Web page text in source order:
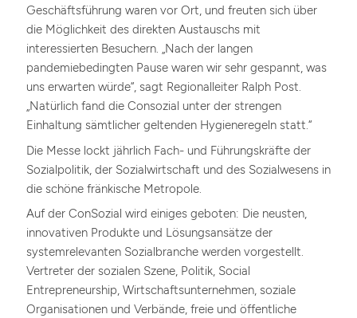
Geschäftsführung waren vor Ort, und freuten sich über
die Möglichkeit des direkten Austauschs mit
interessierten Besuchern. „Nach der langen
pandemiebedingten Pause waren wir sehr gespannt, was
uns erwarten würde“, sagt Regionalleiter Ralph Post.
„Natürlich fand die Consozial unter der strengen
Einhaltung sämtlicher geltenden Hygieneregeln statt.“
Die Messe lockt jährlich Fach- und Führungskräfte der
Sozialpolitik, der Sozialwirtschaft und des Sozialwesens in
die schöne fränkische Metropole.
Auf der ConSozial wird einiges geboten: Die neusten,
innovativen Produkte und Lösungsansätze der
systemrelevanten Sozialbranche werden vorgestellt.
Vertreter der sozialen Szene, Politik, Social
Entrepreneurship, Wirtschaftsunternehmen, soziale
Organisationen und Verbände, freie und öffentliche